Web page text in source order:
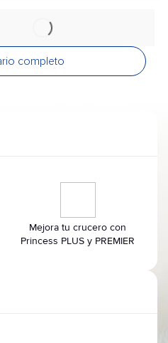
completo
Mejora tu crucero con
Princess PLUS y PREMIER